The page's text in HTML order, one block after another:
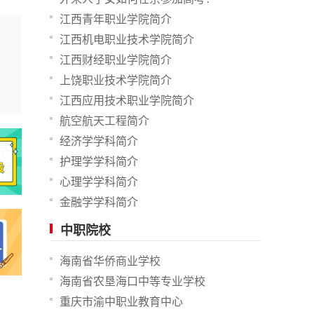
江西青年职业学院简介
江西机电职业技术学院简介
江西财经职业学院简介
上饶职业技术学院简介
江西应用技术职业学院简介
航空航天工程简介
经济学学科简介
护理学学科简介
心理学学科简介
金融学学科简介
中职院校
海南省华侨商业学校
海南省农垦海口中等专业学校
重庆市渝中职业教育中心